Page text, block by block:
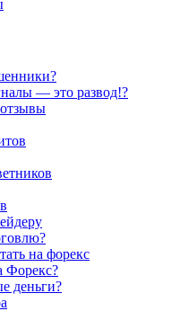
— это развод!?
на форекс
Форекс?
деньги?